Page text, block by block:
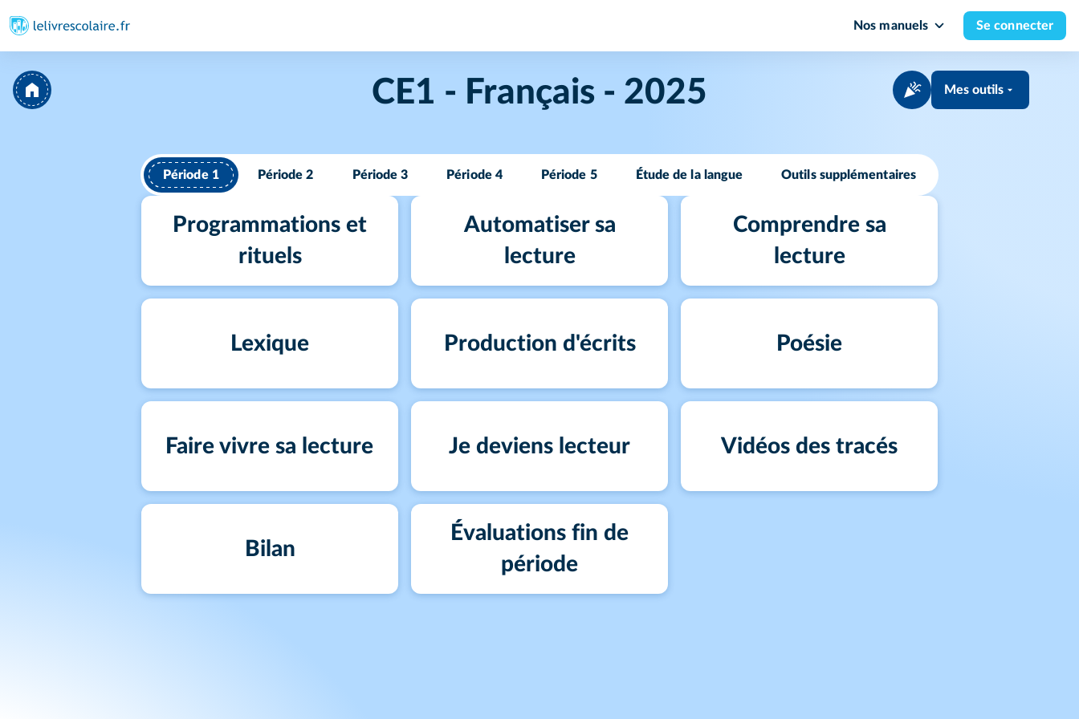
Nos manuels Se connecter
CE1 - Français - 2025 Mes outils
Période 1 Période 2 Période 3 Période 4 Période 5 Étude de la langue Outils supplémentaires
Programmations et
rituels
Automatiser sa
lecture
Comprendre sa
lecture
Lexique Production d'écrits Poésie
Faire vivre sa lecture Je deviens lecteur Vidéos des tracés
Bilan
Évaluations fin de
période